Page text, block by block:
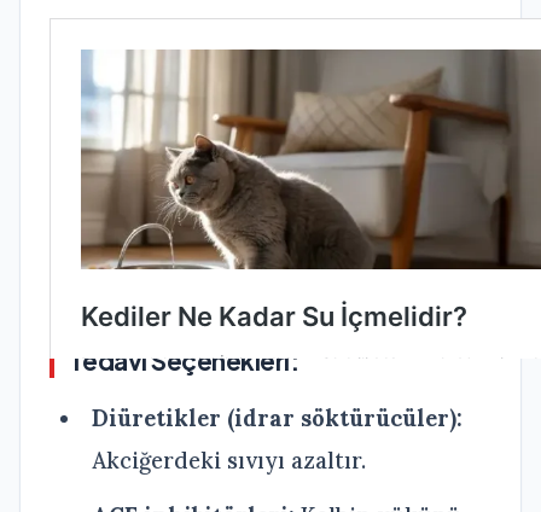
Kalp Hastalığı Olan Köpeklerde
Tedavi ve Yaşam Tarzı
Köpeklerde kalp hastalıkları tamamen
tedavi edilemeyebilir, ancak ilaç ve
yaşam tarzı düzenlemeleriyle uzun ve
kaliteli bir hayat sürdürülebilir.
Tedavi Seçenekleri:
Diüretikler (idrar söktürücüler):
Akciğerdeki sıvıyı azaltır.